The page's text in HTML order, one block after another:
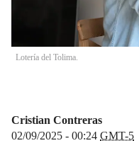
Lotería del Tolima.
Cristian Contreras
02/09/2025 - 00:24 GMT-5